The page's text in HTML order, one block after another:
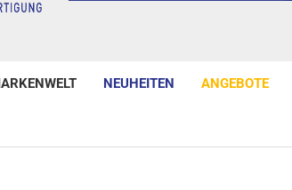
NEUHEITEN ANGEBOTE